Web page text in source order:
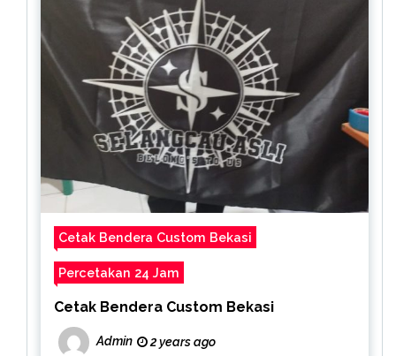
Cetak Bendera Custom Bekasi
Percetakan 24 Jam
Cetak Bendera Custom Bekasi
Admin 2 years ago